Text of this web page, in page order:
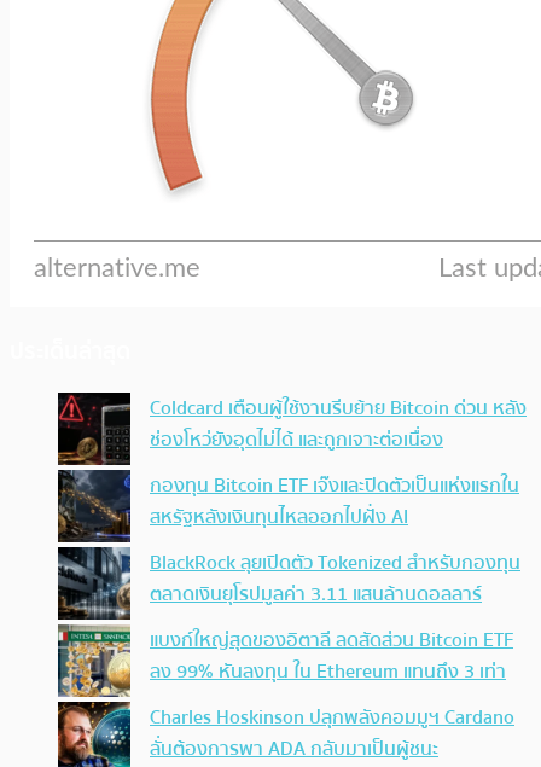
Coldcard เตือนผู้ใช้งานรีบย้าย Bitcoin ด่วน หลัง
ช่องโหว่ยังอุดไม่ได้ และถูกเจาะต่อเนื่อง
กองทุน Bitcoin ETF เจ๊งและปิดตัวเป็นแห่งแรกใน
สหรัฐหลังเงินทุนไหลออกไปฝั่ง AI
BlackRock ลุยเปิดตัว Tokenized สำหรับกองทุน
ตลาดเงินยุโรปมูลค่า 3.11 แสนล้านดอลลาร์
แบงก์ใหญ่สุดของอิตาลี ลดสัดส่วน Bitcoin ETF
ลง 99% หันลงทุน ใน Ethereum แทนถึง 3 เท่า
Charles Hoskinson ปลุกพลังคอมมูฯ Cardano
ลั่นต้องการพา ADA กลับมาเป็นผู้ชนะ